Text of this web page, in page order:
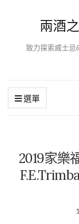
兩酒
致力探索威士忌
選單
2019家樂